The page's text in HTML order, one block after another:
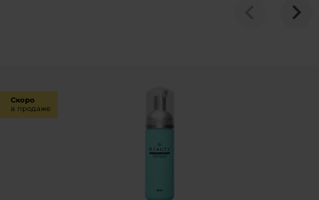
Скоро
в продаже